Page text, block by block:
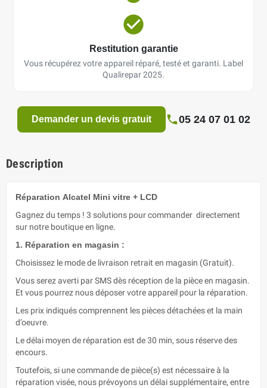
Restitution garantie
Vous récupérez votre appareil réparé, testé et garanti. Label
Qualirepar 2025.
Demander un devis gratuit 05 24 07 01 02
Description
Réparation Alcatel Mini vitre + LCD
Gagnez du temps ! 3 solutions pour commander directement
sur notre boutique en ligne.
1. Réparation en magasin :
Choisissez le mode de livraison retrait en magasin (Gratuit).
Vous serez averti par SMS dès réception de la pièce en magasin.
Et vous pourrez nous déposer votre appareil pour la réparation.
Les prix indiqués comprennent les pièces détachées et la main
d’oeuvre.
Le délai moyen de réparation est de 30 min, sous réserve des
encours.
Toutefois, si une commande de pièce(s) est nécessaire à la
réparation visée, nous prévoyons un délai supplémentaire, entre